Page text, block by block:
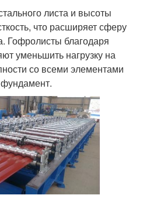
листа и высоты
что расширяет сферу
Гофролисты благодаря
уменьшить нагрузку на
со всеми элементами
фундамент.